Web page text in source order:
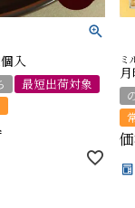
入
最短出荷対象
ミ